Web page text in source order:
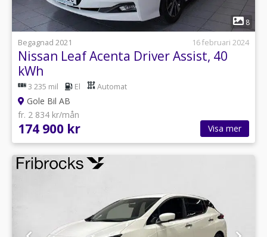
1
8
Begagnad 2021
16 februari 2024
Nissan Leaf Acenta Driver Assist, 40
kWh
3 235 mil El Automat
Gole Bil AB
fr. 2 834 kr/mån
174 900 kr Visa mer